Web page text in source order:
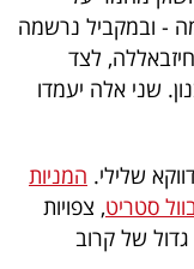
- ובמקביל נרשמה
לצד
שני אלה יעמדו
שלילי. המניות
סטריט, צפויות
של קרוב